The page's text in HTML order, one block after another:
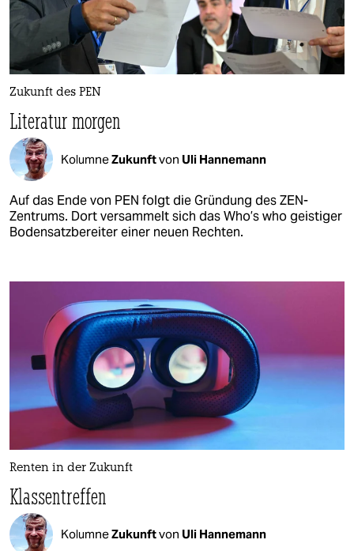
Zukunft des PEN
Literatur morgen
KolumneZukunftvon Uli Hannemann
Auf das Ende von PEN folgt die Gründung des ZEN-
Zentrums. Dort versammelt sich das Who’s who geistiger
Bodensatzbereiter einer neuen Rechten.
Renten in der Zukunft
Klassentreffen
KolumneZukunftvon Uli Hannemann